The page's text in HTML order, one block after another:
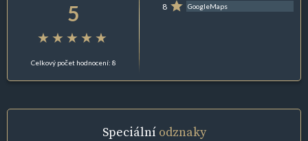
5
Celkový počet hodnocení: 8
8 GoogleMaps
Speciální odznaky